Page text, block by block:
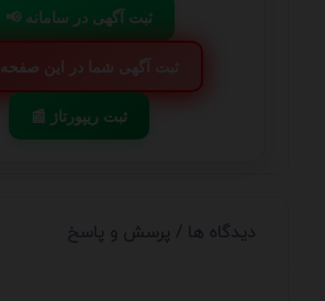
📢 ثبت آگهی در سامانه
💬 ثبت آگهی شما در این صفحه
📰 ثبت ریپورتاژ
دیدگاه ها / پرسش و پاسخ